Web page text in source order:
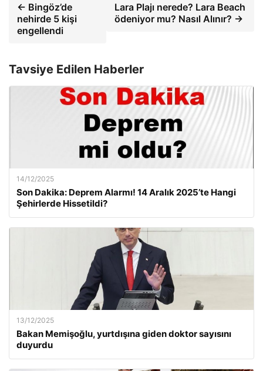
← Bingöz’de
nehirde 5 kişi
engellendi
Lara Plajı nerede? Lara Beach
ödeniyor mu? Nasıl Alınır? →
Tavsiye Edilen Haberler
14/12/2025
Son Dakika: Deprem Alarmı! 14 Aralık 2025’te Hangi
Şehirlerde Hissetildi?
13/12/2025
Bakan Memişoğlu, yurtdışına giden doktor sayısını
duyurdu